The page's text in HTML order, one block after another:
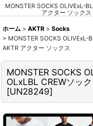
MONSTER SOCKS OLIVExL-
アクター ソック
ホーム > AKTR > Socks
> MONSTER SOCKS OLIVExL-
AKTR アクター ソックス
MONSTER SOCKS
OLxLBL CREWソッ
[UN28249]